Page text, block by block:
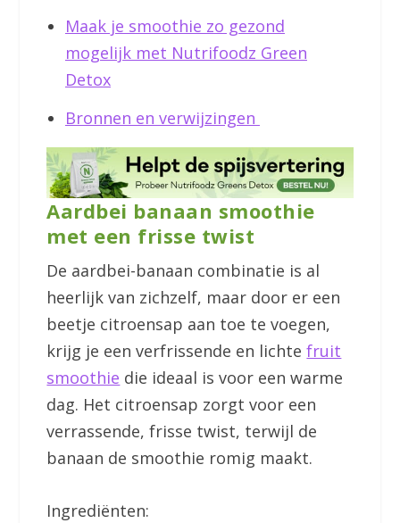
Maak je smoothie zo gezond
mogelijk met Nutrifoodz Green
Detox
Bronnen en verwijzingen
Aardbei banaan smoothie
met een frisse twist
De aardbei-banaan combinatie is al
heerlijk van zichzelf, maar door er een
beetje citroensap aan toe te voegen,
krijg je een verfrissende en lichtefruit
smoothie die ideaal is voor een warme
dag. Het citroensap zorgt voor een
verrassende, frisse twist, terwijl de
banaan de smoothie romig maakt.
Ingrediënten: